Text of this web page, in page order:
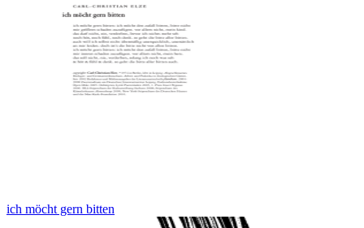
ich möcht gern bitten